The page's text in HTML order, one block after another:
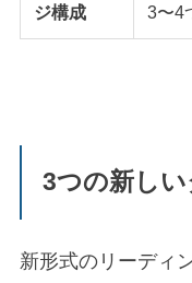
ジ構成
3〜4
3つの新し
新形式のリーディ